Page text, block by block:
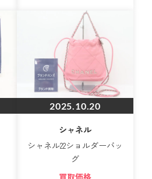
2025.10.20
シャネル
シャネル22ショルダーバッ
グ
買取価格